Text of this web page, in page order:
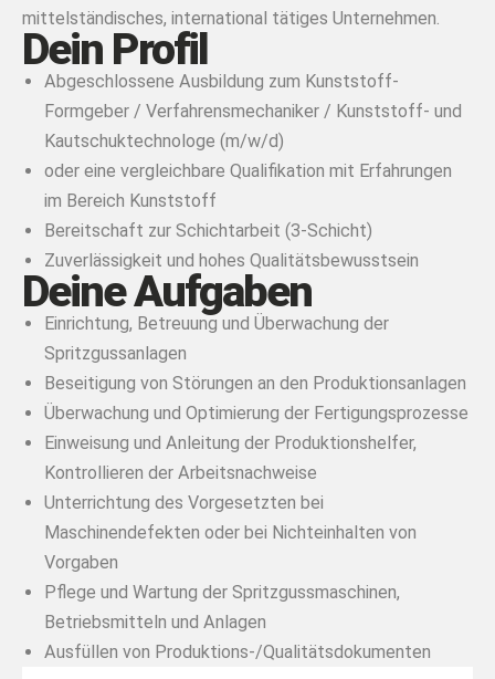
mittelständisches, international tätiges Unternehmen.
Dein Profil
Abgeschlossene Ausbildung zum Kunststoff-
Formgeber / Verfahrensmechaniker / Kunststoff- und
Kautschuktechnologe (m/w/d)
oder eine vergleichbare Qualifikation mit Erfahrungen
im Bereich Kunststoff
Bereitschaft zur Schichtarbeit (3-Schicht)
Zuverlässigkeit und hohes Qualitätsbewusstsein
Deine Aufgaben
Einrichtung, Betreuung und Überwachung der
Spritzgussanlagen
Beseitigung von Störungen an den Produktionsanlagen
Überwachung und Optimierung der Fertigungsprozesse
Einweisung und Anleitung der Produktionshelfer,
Kontrollieren der Arbeitsnachweise
Unterrichtung des Vorgesetzten bei
Maschinendefekten oder bei Nichteinhalten von
Vorgaben
Pflege und Wartung der Spritzgussmaschinen,
Betriebsmitteln und Anlagen
Ausfüllen von Produktions-/Qualitätsdokumenten